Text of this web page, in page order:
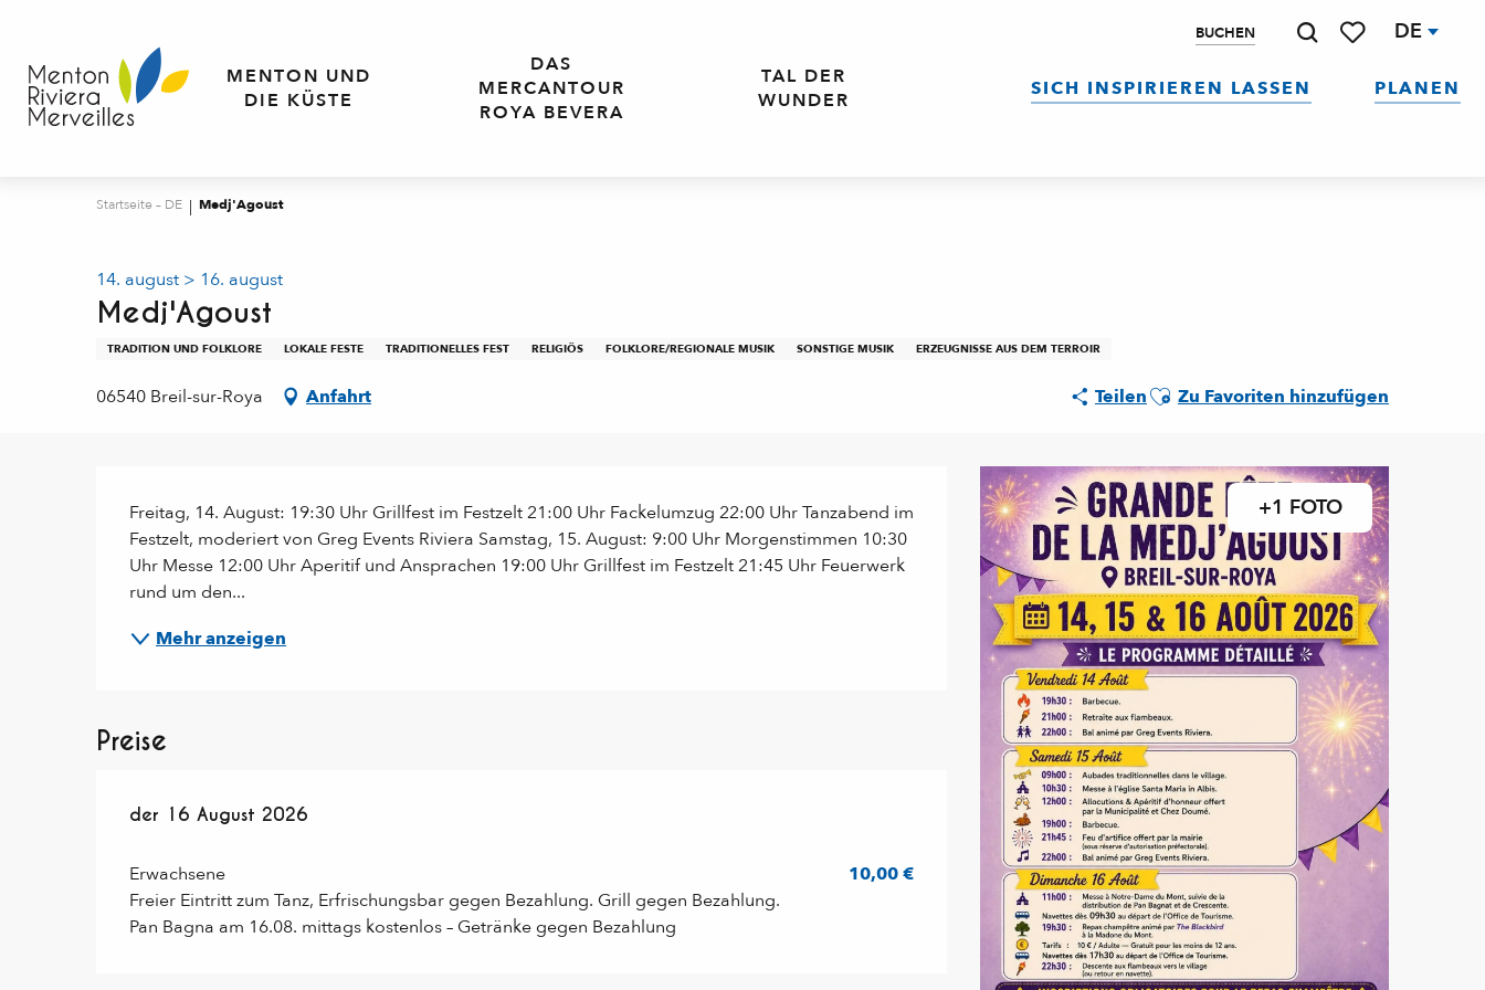
contenu
principal
BUCHEN DE
MENTON UND
DIE KÜSTE
DAS
MERCANTOUR
ROYA BEVERA
TAL DER
WUNDER
SICH INSPIRIEREN LASSEN PLANEN
Startseite – DE Medj'Agoust
14. august > 16. august
Medj'Agoust
TRADITION UND FOLKLORE LOKALE FESTE TRADITIONELLES FEST RELIGIÖS FOLKLORE/REGIONALE MUSIK SONSTIGE MUSIK ERZEUGNISSE AUS DEM TERROIR
06540 Breil-sur-Roya Anfahrt TeilenAjouter aux favoris
Zu Favoriten hinzufügen
+1 FOTO
Freitag, 14. August: 19:30 Uhr Grillfest im Festzelt 21:00 Uhr Fackelumzug 22:00 Uhr Tanzabend im
Festzelt, moderiert von Greg Events Riviera Samstag, 15. August: 9:00 Uhr Morgenstimmen 10:30
Uhr Messe 12:00 Uhr Aperitif und Ansprachen 19:00 Uhr Grillfest im Festzelt 21:45 Uhr Feuerwerk
rund um den...
Mehr anzeigen
Preise
der 16 August 2026
der 16 August 2026
Erwachsene
10,00 €
Freier Eintritt zum Tanz, Erfrischungsbar gegen Bezahlung. Grill gegen Bezahlung.
Pan Bagna am 16.08. mittags kostenlos – Getränke gegen Bezahlung